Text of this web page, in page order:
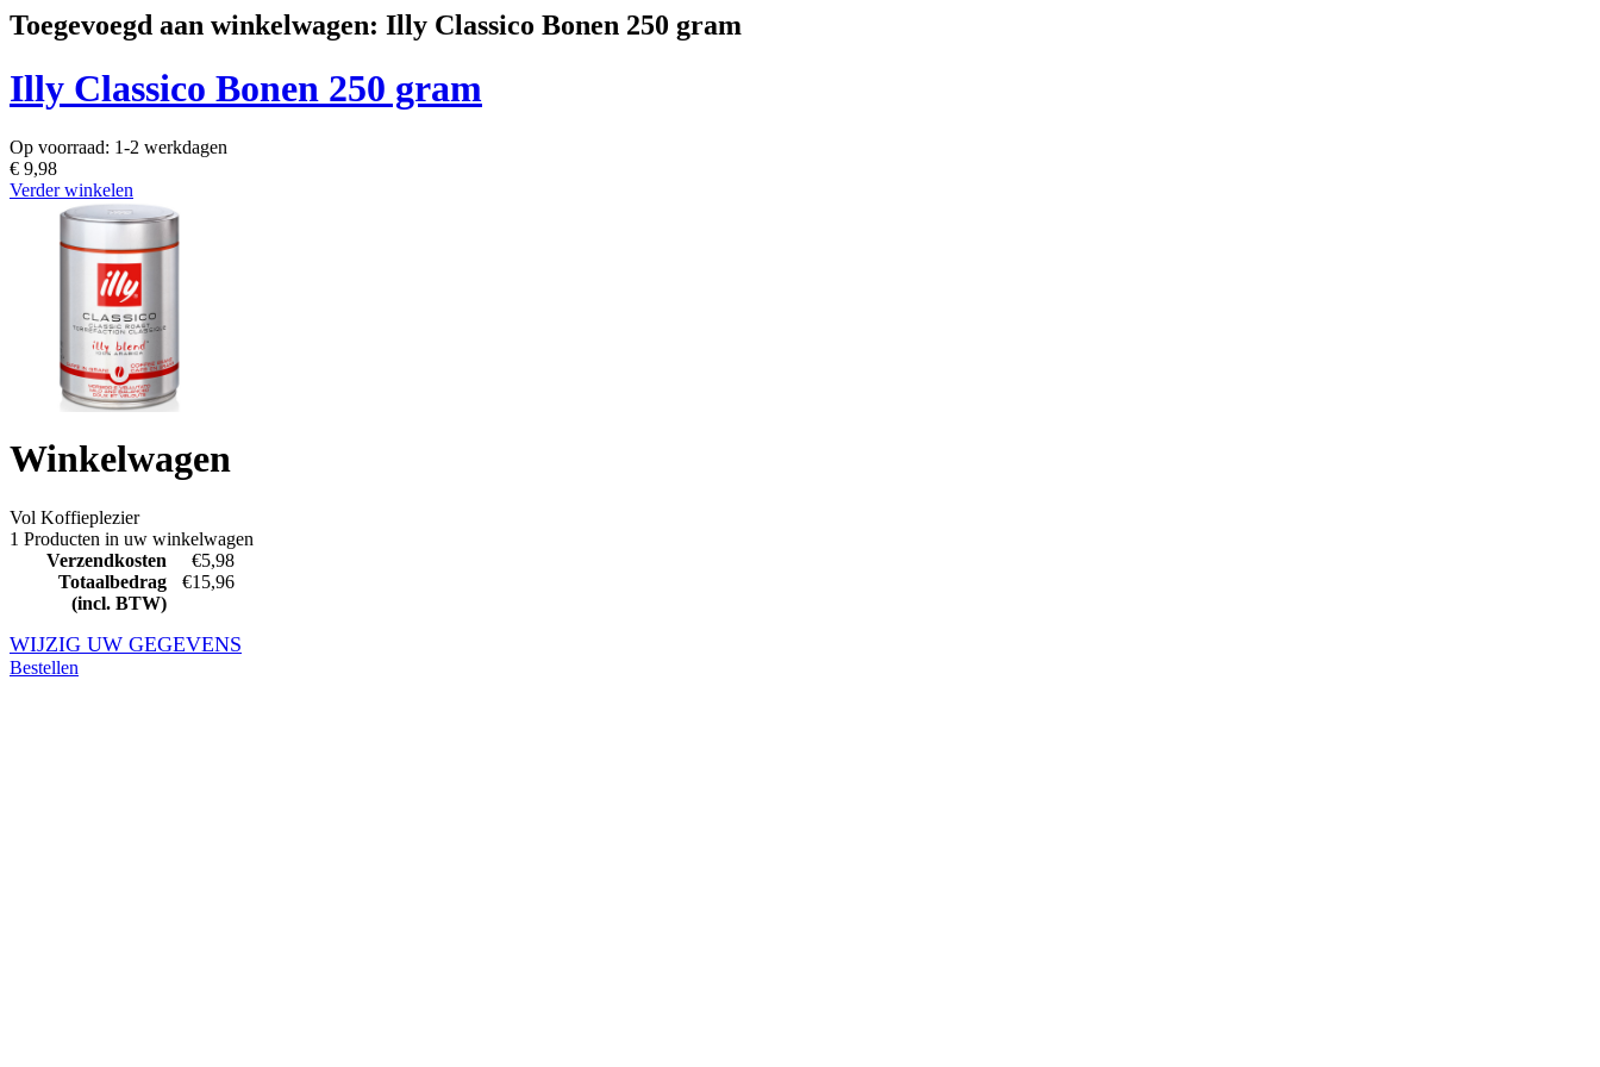
Toegevoegd aan winkelwagen: Illy Classico Bonen 250 gram
Illy Classico Bonen 250 gram
Op voorraad: 1-2 werkdagen
€ 9,98
Verder winkelen
Winkelwagen
Vol Koffieplezier
1 Producten in uw winkelwagen
Verzendkosten
€5,98
Totaalbedrag
(incl. BTW)
€15,96
WIJZIG UW GEGEVENS
Bestellen